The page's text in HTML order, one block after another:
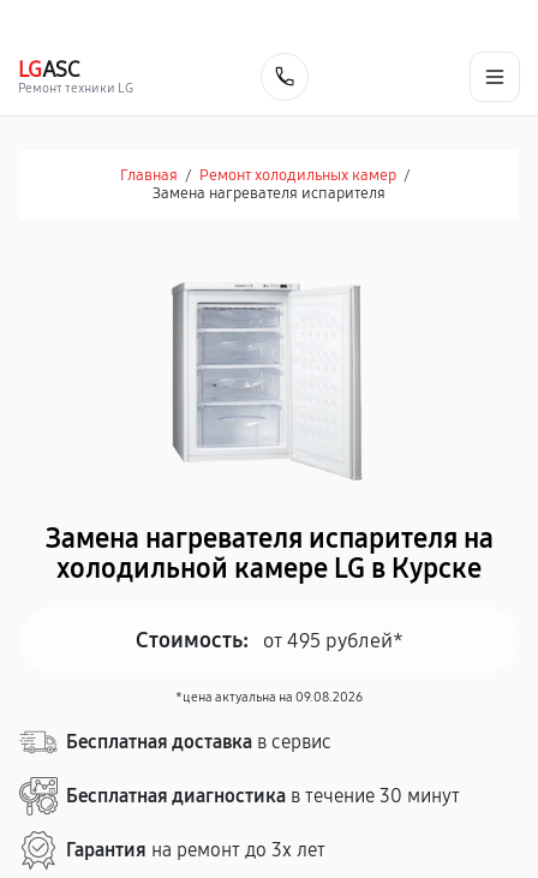
LGASC
Ремонт техники LG
Главная / Ремонт холодильных камер /
Замена нагревателя испарителя
Замена нагревателя испарителя на
холодильной камере LG в Курске
Стоимость: от 495 рублей*
*цена актуальна на 09.08.2026
Бесплатная доставка в сервис
Бесплатная диагностика в течение 30 минут
Гарантия на ремонт до 3х лет